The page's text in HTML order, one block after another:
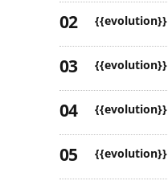
{{evolution}}
{{evolution}}
{{evolution}}
{{evolution}}